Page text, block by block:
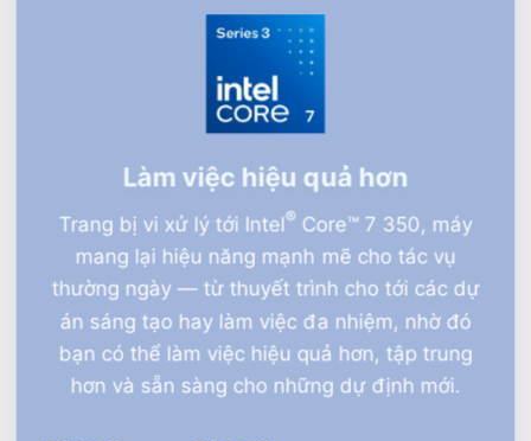
Làm việc hiệu quả hơn
Trang bị vi xử lý tới Intel®Core™ 7 350, máy
mang lại hiệu năng mạnh mẽ cho tác vụ
thường ngày — từ thuyết trình cho tới các dự
án sáng tạo hay làm việc đa nhiệm, nhờ đó
bạn có thể làm việc hiệu quả hơn, tập trung
hơn và sẵn sàng cho những dự định mới.